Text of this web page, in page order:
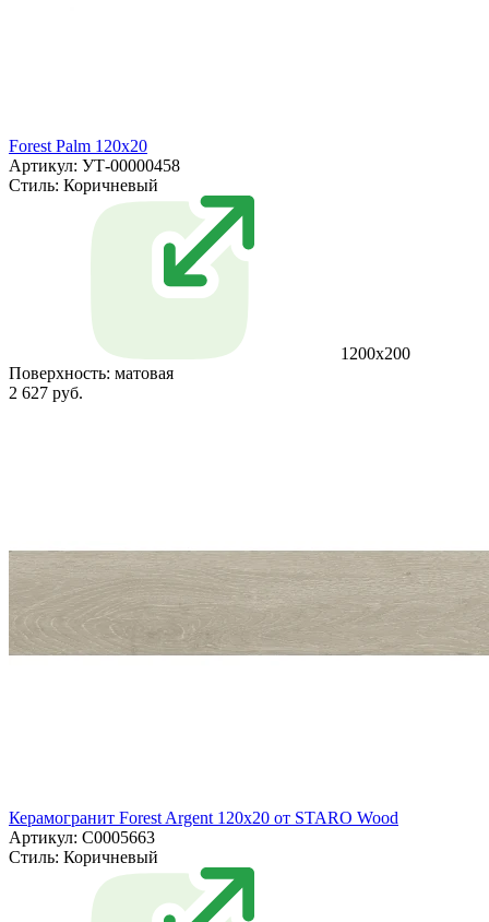
Forest Palm 120x20
Артикул: УТ-00000458
Стиль: Коричневый
1200x200
Поверхность: матовая
2 627 руб.
Керамогранит Forest Argent 120x20 от STARO Wood
Артикул: С0005663
Стиль: Коричневый